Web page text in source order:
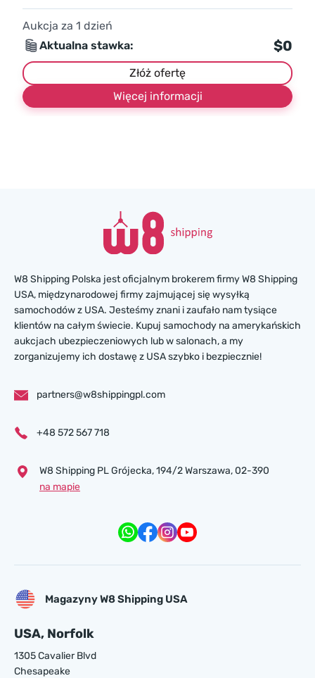
Aukcja za 1 dzień
Aktualna stawka:
$0
Złóż ofertę
Więcej informacji
W8 Shipping Polska jest oficjalnym brokerem firmy W8 Shipping
USA, międzynarodowej firmy zajmującej się wysyłką
samochodów z USA. Jesteśmy znani i zaufało nam tysiące
klientów na całym świecie. Kupuj samochody na amerykańskich
aukcjach ubezpieczeniowych lub w salonach, a my
zorganizujemy ich dostawę z USA szybko i bezpiecznie!
partners@w8shippingpl.com
+48 572 567 718
W8 Shipping PL Grójecka , 194/2 Warszawa, 02-390
na mapie
Magazyny W8 Shipping USA
USA, Norfolk
1305 Cavalier Blvd
Chesapeake